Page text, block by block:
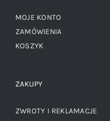
MOJE KONTO
ZAMÓWIENIA
KOSZYK
ZAKUPY
ZWROTY I REKLAMACJE